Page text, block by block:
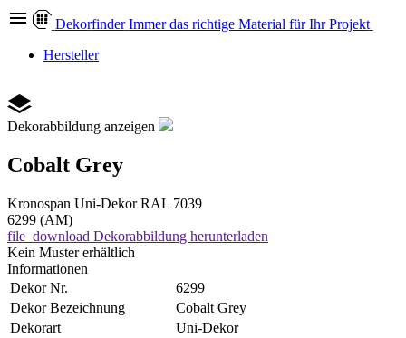
Dekorfinder Immer das richtige Material für Ihr Projekt
Hersteller
Dekorabbildung anzeigen
Cobalt Grey
Kronospan Uni-Dekor RAL 7039
6299 (AM)
file_download Dekorabbildung herunterladen
Kein Muster erhältlich
Informationen
Dekor Nr.
6299
Dekor Bezeichnung
Cobalt Grey
Dekorart
Uni-Dekor